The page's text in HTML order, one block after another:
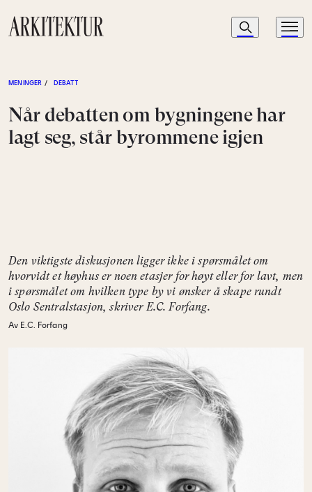
Navigasjon
Søk Meny
MENINGER / DEBATT
Når debatten om bygningene har
lagt seg, står byrommene igjen
Den viktigste diskusjonen ligger ikke i spørsmålet om
hvorvidt et høyhus er noen etasjer for høyt eller for lavt, men
i spørsmålet om hvilken type by vi ønsker å skape rundt
Oslo Sentralstasjon, skriver E.C. Forfang.
Av E.C. Forfang